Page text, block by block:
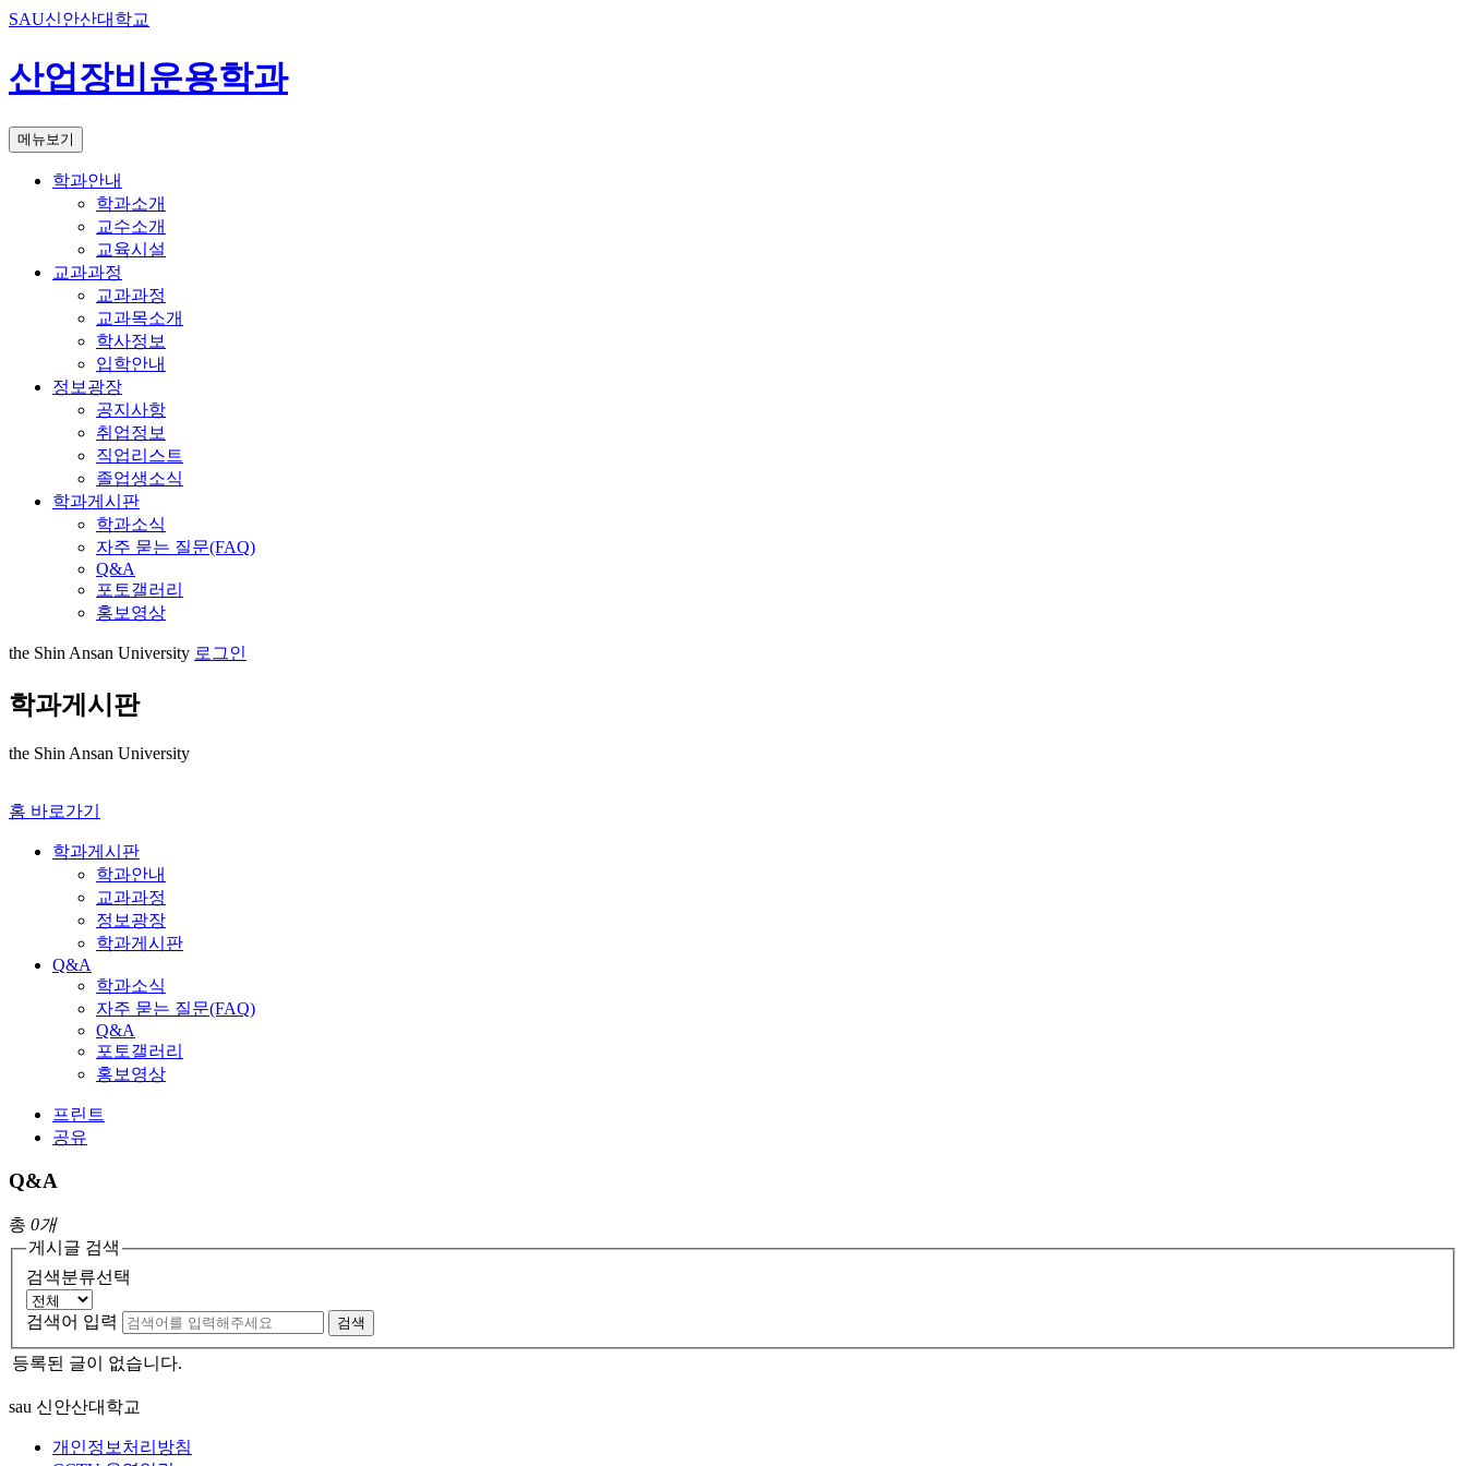
SAU신안산대학교
산업장비운용학과
메뉴보기
학과안내
학과소개
교수소개
교육시설
교과과정
교과과정
교과목소개
학사정보
입학안내
정보광장
공지사항
취업정보
직업리스트
졸업생소식
학과게시판
학과소식
자주 묻는 질문(FAQ)
Q&A
포토갤러리
홍보영상
the Shin Ansan University 로그인
학과게시판
the Shin Ansan University
홈 바로가기
학과게시판
학과안내
교과과정
정보광장
학과게시판
Q&A
학과소식
자주 묻는 질문(FAQ)
Q&A
포토갤러리
홍보영상
프린트
공유
Q&A
총 0개
게시글 검색
검색분류선택
검색어 입력 검색
등록된 글이 없습니다.
sau 신안산대학교
개인정보처리방침